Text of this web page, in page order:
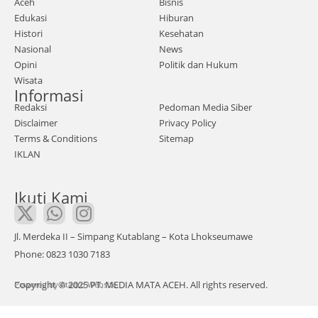
laha
n
sawi
t di
Keca
mata
n
Long
kib,
Subu
lussa
lam,
kian
anas
Edukasi
Hiburan
Histori
Kesehatan
Nasional
News
Opini
Politik dan Hukum
Wisata
Informasi
Redaksi
Pedoman Media Siber
Disclaimer
Privacy Policy
Terms & Conditions
Sitemap
IKLAN
Ikuti Kami
Jl. Merdeka II – Simpang Kutablang – Kota Lhokseumawe
Phone: 0823 1030 7183
Copyright © 2025 PT. MEDIA MATA ACEH. All rights reserved.
Powered byAtadro Website.